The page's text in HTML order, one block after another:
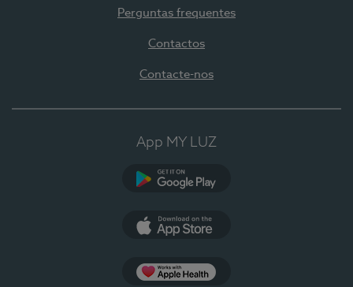
Perguntas frequentes
Contactos
Contacte-nos
App MY LUZ